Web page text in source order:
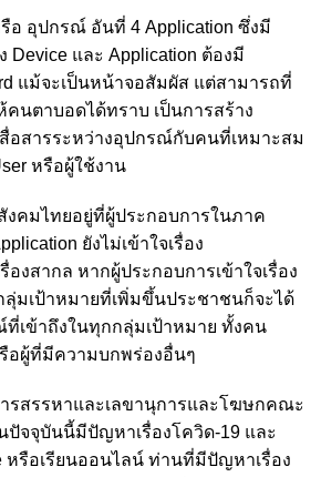
อ อุปกรณ์ อันที่ 4 Application ซึ่งมี
Device และ Application ต้องมี
แม้จะเป็นหน้าจอสัมผัส แต่สามารถที่
คนตาบอดได้ทราบ เป็นการสร้าง
อสารระหว่างอุปกรณ์กับคนที่เหมาะสม
หรือผู้ใช้งาน
คมไทยอยู่ที่ผู้ประกอบการในภาค
ยังไม่เข้าใจเรื่อง
องสากล หากผู้ประกอบการเข้าใจเรื่อง
ลุ่มเป้าหมายที่เพิ่มขึ้นประชาชนก็จะได้
เข้าถึงในทุกกลุ่มเป้าหมาย ทั้งคน
อผู้ที่มีความบกพร่องอื่นๆ
สรรหาและเลขานุการและโฆษกคณะ
ปัจจุบันนี้มีปัญหาเรื่องโควิด-19 และ
หรือเรียนออนไลน์ ท่านที่มีปัญหาเรื่อง